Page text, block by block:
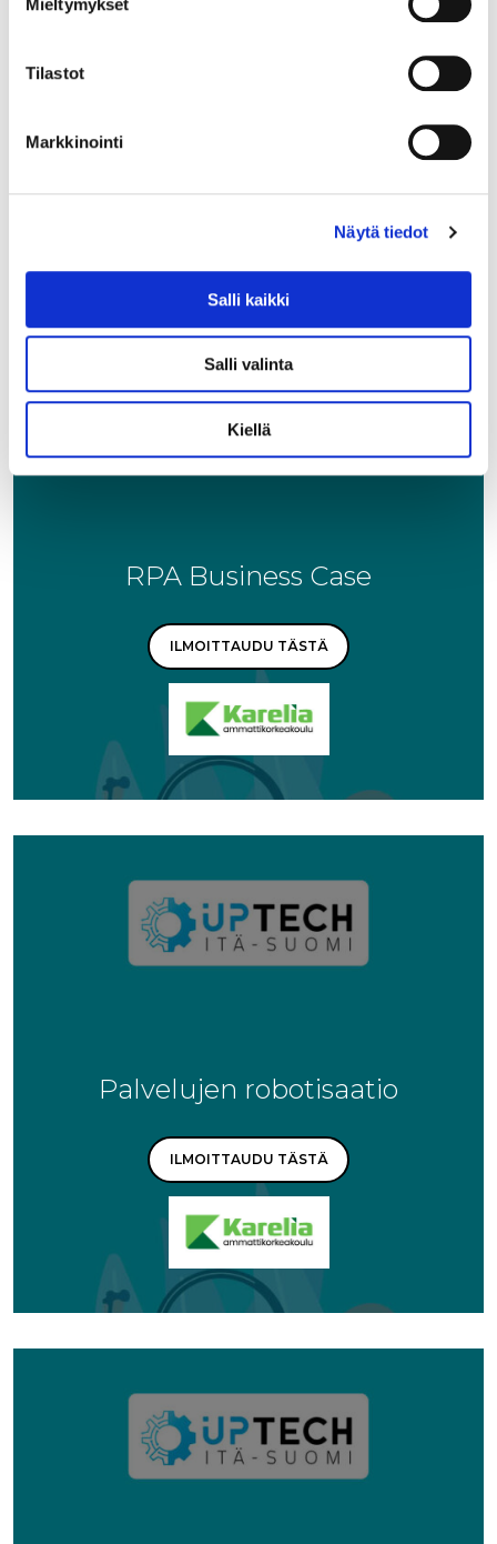
Tilastot
Markkinointi
Näytä tiedot
Salli kaikki
Salli valinta
Kiellä
Johdatus Python-ohjelmointiin
RPA Business Case
ILMOITTAUDU TÄSTÄ
Palvelujen robotisaatio
ILMOITTAUDU TÄSTÄ